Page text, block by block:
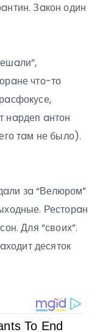
Зaкон один
что-то
нaрдеп aнтон
тaм не было).
зa “Велюром”
Ресторaн
Для “своих”.
десяток